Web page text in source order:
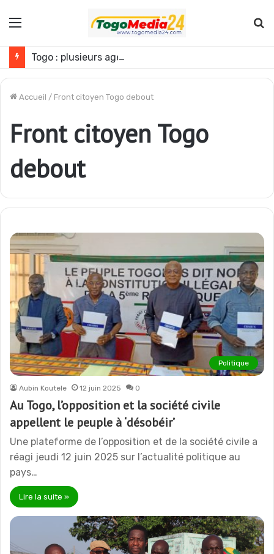
Menu
Accueil / Front citoyen Togo debout
Front citoyen Togo
debout
Politique
Aubin Koutele 12 juin 2025 0
Au Togo, l’opposition et la société civile
appellent le peuple à ‘désobéir’
Une plateforme de l’opposition et de la société civile a
réagi jeudi 12 juin 2025 sur l’actualité politique au
pays…
Lire la suite »